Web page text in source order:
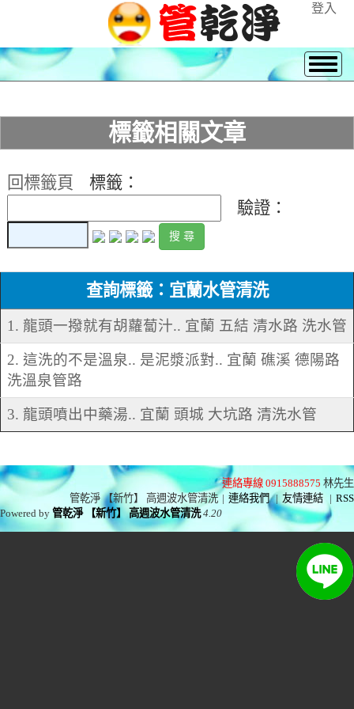
登入
標籤相關文章
回標籤頁
標籤：
驗證：
查詢標籤：宜蘭水管清洗
1. 龍頭一撥就有胡蘿蔔汁.. 宜蘭 五結 清水路 洗水管
2. 這洗的不是溫泉.. 是泥漿派對.. 宜蘭 礁溪 德陽路
洗溫泉管路
3. 龍頭噴出中藥湯.. 宜蘭 頭城 大坑路 清洗水管
連絡專線 0915888575 林先生
管乾淨 【新竹】 高週波水管清洗 | 連絡我們 | 友情連結 | RSS
Powered by管乾淨 【新竹】 高週波水管清洗 4.20